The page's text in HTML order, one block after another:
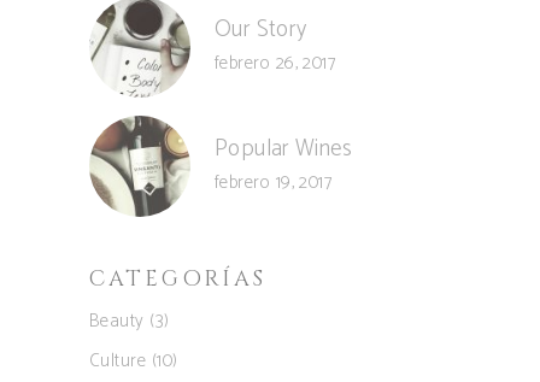
Our Story
febrero 26, 2017
Popular Wines
febrero 19, 2017
CATEGORÍAS
Beauty (3)
Culture (10)